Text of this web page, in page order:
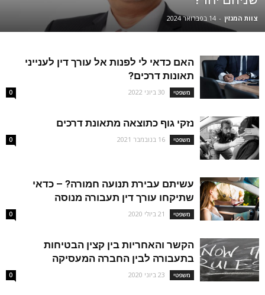
צוות המגזין - 14 בפברואר 2024
האם כדאי לי לפנות אל עורך דין לענייני
תאונות דרכים?
משפטי 30 ביוני 2022 0
נזקי גוף כתוצאה מתאונת דרכים
משפטי 16 בנובמבר 2021 0
עשיתם עבירת תנועה חמורה? – כדאי
שתיקחו עורך דין תעבורה מנוסה
משפטי 21 ביולי 2020 0
הקשר והאחריות בין קצין הבטיחות
בתעבורה לבין החברה המעסיקה
משפטי 23 ביוני 2020 0